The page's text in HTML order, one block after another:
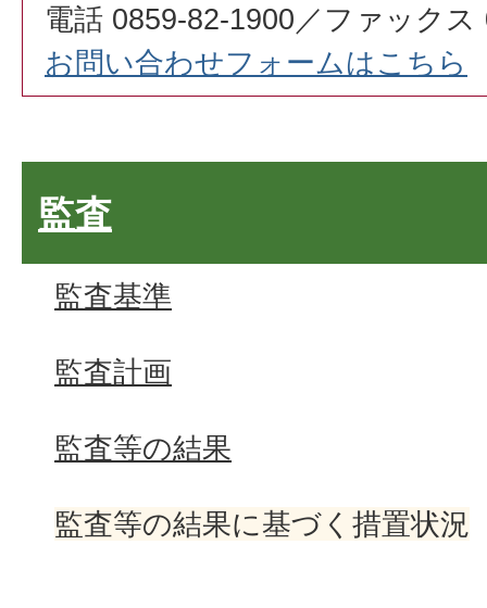
電話 0859-82-1900／ファックス
お問い合わせフォームはこちら
監査
監査基準
監査計画
監査等の結果
監査等の結果に基づく措置状況